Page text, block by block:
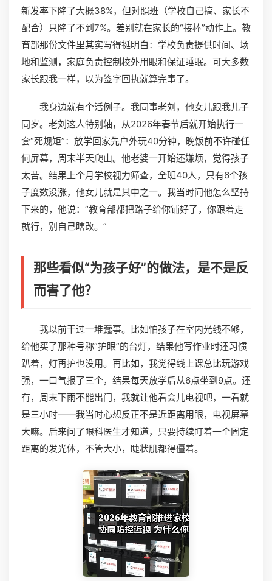
新发率下降了大概38%，但对照班（学校自己搞、家长不
配合）只降了不到7%。差别就在家长的“接棒”动作上。教
育部那份文件里其实写得挺明白：学校负责提供时间、场
地和监测，家庭负责控制校外用眼和保证睡眠。可大多数
家长跟我一样，以为签字回执就算完事了。
我身边就有个活例子。我同事老刘，他女儿跟我儿子
同岁。老刘这人特别轴，从2026年春节后就开始执行一
套“死规矩”：放学回家先户外玩40分钟，晚饭前不许碰任
何屏幕，周末半天爬山。他老婆一开始还嫌烦，觉得孩子
太苦。结果上个月学校视力筛查，全班40人，只有6个孩
子度数没涨，他女儿就是其中之一。我当时问他怎么坚持
下来的，他说：“教育部都把路子给你铺好了，你跟着走
就行，别自己瞎改。”
那些看似“为孩子好”的做法，是不是反
而害了他？
我以前干过一堆蠢事。比如怕孩子在室内光线不够，
给他买了那种号称“护眼”的台灯，结果他写作业时还习惯
趴着，灯再护也没用。再比如，我觉得线上课总比玩游戏
强，一口气报了三个，结果每天放学后从6点坐到9点。还
有，周末下雨不能出门，我就让他看会儿电视吧，一看就
是三小时——我当时心想反正不是近距离用眼，电视屏幕
大嘛。后来问了眼科医生才知道，只要持续盯着一个固定
距离的发光体，不管大小，睫状肌都得僵着。